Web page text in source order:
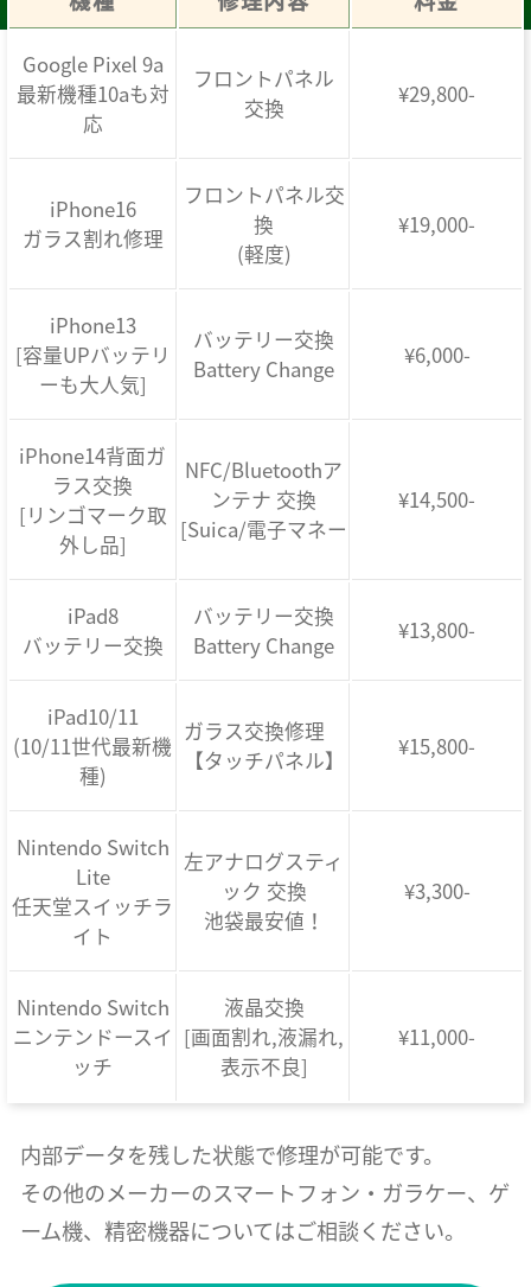
Google Pixel 9a
最新機種10aも対
応
フロントパネル
交換
¥29,800-
iPhone16
ガラス割れ修理
フロントパネル交
換
(軽度)
¥19,000-
iPhone13
[容量UPバッテリ
ーも大人気]
バッテリー交換
Battery Change
¥6,000-
iPhone14背面ガ
ラス交換
[リンゴマーク取
外し品]
NFC/Bluetoothア
ンテナ 交換
[Suica/電子マネー
¥14,500-
iPad8
バッテリー交換
バッテリー交換
Battery Change
¥13,800-
iPad10/11
(10/11世代最新機
種)
ガラス交換修理
【タッチパネル】
¥15,800-
Nintendo Switch
Lite
任天堂スイッチラ
イト
左アナログスティ
ック 交換
池袋最安値！
¥3,300-
Nintendo Switch
ニンテンドースイ
ッチ
液晶交換
[画面割れ,液漏れ,
表示不良]
¥11,000-
内部データを残した状態で修理が可能です。
その他のメーカーのスマートフォン・ガラケー、ゲ
ーム機、精密機器についてはご相談ください。